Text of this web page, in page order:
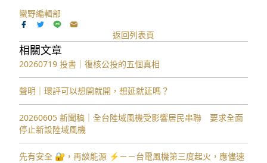
蠻野編輯部
返回列表頁
相關文章
20260719 投書｜復核公投的五個真相
聲明｜環評可以想開就開，想延就延嗎？
20260605 新聞稿｜全台陸域風機受影響居民串聯 要求全面
停止新設陸域風機
先有安全 🔐，再談能源 ⚡️－－台電風機第三度起火，應儘速